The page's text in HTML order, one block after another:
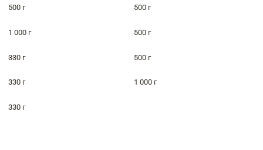
500 г 500 г
1 000 г 500 г
330 г 500 г
330 г 1 000 г
330 г